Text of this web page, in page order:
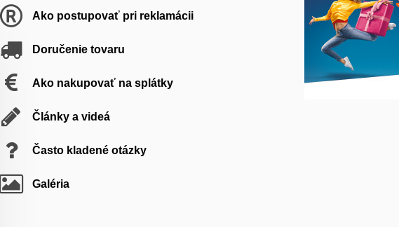
Ako postupovať pri reklamácii
Doručenie tovaru
Ako nakupovať na splátky
Články a videá
Často kladené otázky
Galéria